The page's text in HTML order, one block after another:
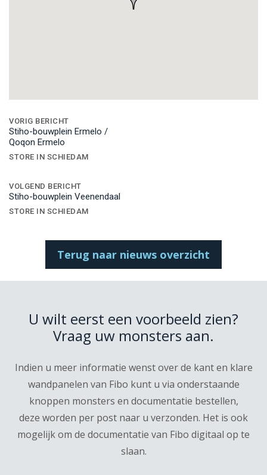
navigatie
VORIG BERICHT
Stiho-bouwplein Ermelo /
Qoqon Ermelo
STORE IN SCHIEDAM
VOLGEND BERICHT
Stiho-bouwplein Veenendaal
STORE IN SCHIEDAM
Terug naar nieuws overzicht
U wilt eerst een voorbeeld zien?
Vraag uw monsters aan.
Indien u meer informatie wenst over de kant en klare
wandpanelen van Fibo kunt u via onderstaande
knoppen monsters en documentatie bestellen,
deze worden per post naar u verzonden. Het is ook
mogelijk om de documentatie van Fibo digitaal op te
slaan.